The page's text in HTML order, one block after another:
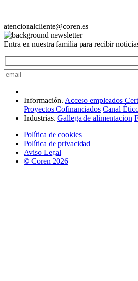
atencionalcliente@coren.es
Entra en nuestra familia para recibir
Información. Acceso empleados
Proyectos Cofinanciados Canal
Industrias. Gallega de alimentacion
Política de cookies
Política de privacidad
Aviso Legal
© Coren 2026